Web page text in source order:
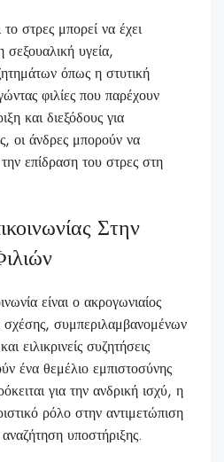
στρες μπορεί να έχει
σεξουαλική υγεία,
όπως η στυτική
φιλίες που παρέχουν
και διεξόδους για
οι άνδρες μπορούν να
επίδραση του στρες στη
Στην
είναι ο ακρογωνιαίος
σχέσης, συμπεριλαμβανομένων
ειλικρινείς συζητήσεις
ένα θεμέλιο εμπιστοσύνης
για την ανδρική ισχύ, η
ρόλο στην αντιμετώπιση
υποστήριξης.